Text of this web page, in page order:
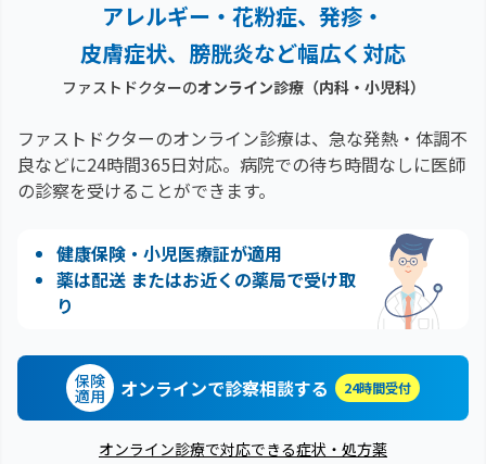
アレルギー・花粉症、 発疹・
皮膚症状、膀胱炎など幅広く対応
ファストドクターのオンライン診療（内科・小児科）
ファストドクターのオンライン診療は、急な発熱・体調不
良などに24時間365日対応。 病院での待ち時間なしに医師
の診察を受けることができます。
健康保険・小児医療証が適用
薬は配送 またはお近くの薬局で受け取
り
保険
適用 オンラインで診察相談する 24時間受付
オンライン診療で対応できる症状・処方薬